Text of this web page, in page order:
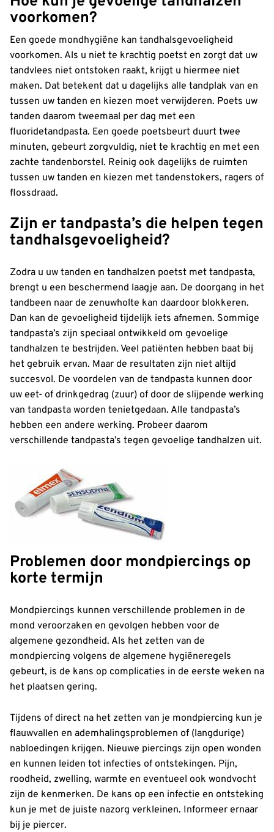
voorkomen?
Een goede mondhygiëne kan tandhalsgevoeligheid
voorkomen. Als u niet te krachtig poetst en zorgt dat uw
tandvlees niet ontstoken raakt, krijgt u hiermee niet
maken. Dat betekent dat u dagelijks alle tandplak van en
tussen uw tanden en kiezen moet verwijderen. Poets uw
tanden daarom tweemaal per dag met een
fluoridetandpasta. Een goede poetsbeurt duurt twee
minuten, gebeurt zorgvuldig, niet te krachtig en met een
zachte tandenborstel. Reinig ook dagelijks de ruimten
tussen uw tanden en kiezen met tandenstokers, ragers of
flossdraad.
Zijn er tandpasta’s die helpen tegen
tandhalsgevoeligheid?
Zodra u uw tanden en tandhalzen poetst met tandpasta,
brengt u een beschermend laagje aan. De doorgang in het
tandbeen naar de zenuwholte kan daardoor blokkeren.
Dan kan de gevoeligheid tijdelijk iets afnemen. Sommige
tandpasta’s zijn speciaal ontwikkeld om gevoelige
tandhalzen te bestrijden. Veel patiënten hebben baat bij
het gebruik ervan. Maar de resultaten zijn niet altijd
succesvol. De voordelen van de tandpasta kunnen door
uw eet- of drinkgedrag (zuur) of door de slijpende werking
van tandpasta worden tenietgedaan. Alle tandpasta’s
hebben een andere werking. Probeer daarom
verschillende tandpasta’s tegen gevoelige tandhalzen uit.
Problemen door mondpiercings op
korte termijn
Mondpiercings kunnen verschillende problemen in de
mond veroorzaken en gevolgen hebben voor de
algemene gezondheid. Als het zetten van de
mondpiercing volgens de algemene hygiëneregels
gebeurt, is de kans op complicaties in de eerste weken na
het plaatsen gering.
Tijdens of direct na het zetten van je mondpiercing kun je
flauwvallen en ademhalingsproblemen of (langdurige)
nabloedingen krijgen. Nieuwe piercings zijn open wonden
en kunnen leiden tot infecties of ontstekingen. Pijn,
roodheid, zwelling, warmte en eventueel ook wondvocht
zijn de kenmerken. De kans op een infectie en ontsteking
kun je met de juiste nazorg verkleinen. Informeer ernaar
bij je piercer.